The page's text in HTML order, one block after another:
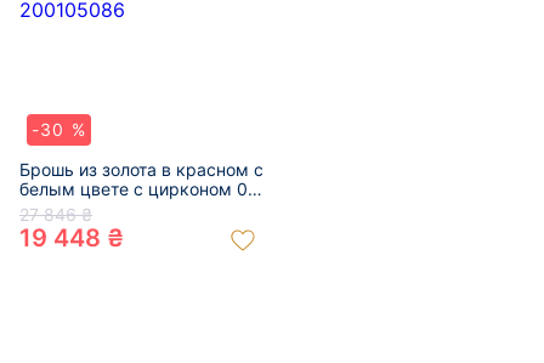
-30 %
Брошь из золота в красном с
белым цвете с цирконом 01-
200105086
27 846 ₴
19 448 ₴